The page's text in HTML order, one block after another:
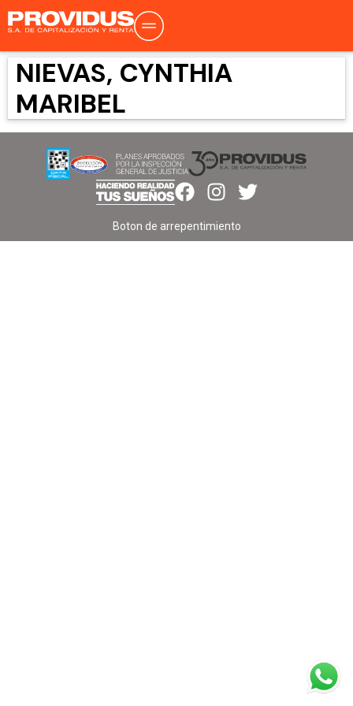
NIEVAS, CYNTHIA
MARIBEL
Boton de arrepentimiento